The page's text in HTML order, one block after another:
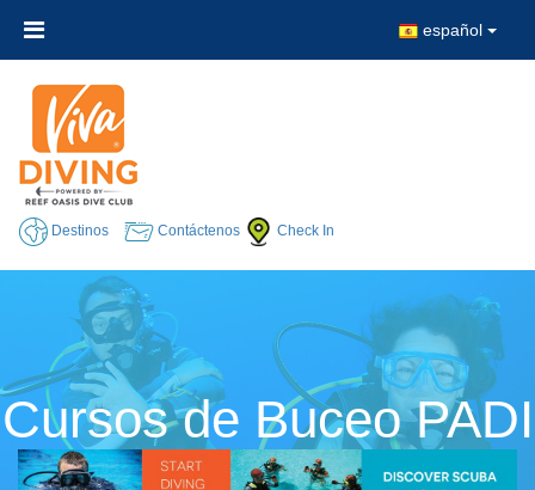
español
Destinos Contáctenos Check In
Cursos de Buceo PADI